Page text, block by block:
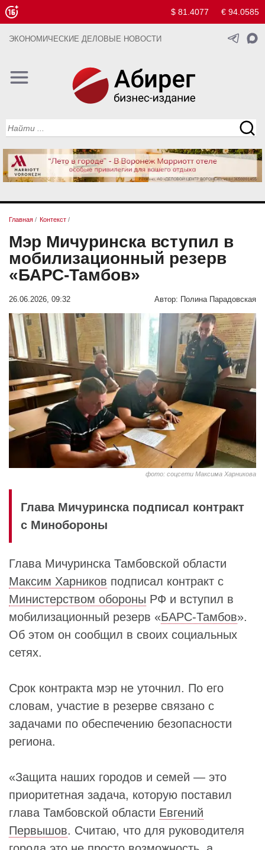
$ 81.4077 € 94.0585
ЭКОНОМИЧЕСКИЕ ДЕЛОВЫЕ НОВОСТИ
Главная / Контекст /
Мэр Мичуринска вступил в
мобилизационный резерв
«БАРС-Тамбов»
26.06.2026, 09:32 Автор: Полина Парадовская
фото: соцсети Максима Харникова
Глава Мичуринска подписал контракт
с Минобороны
Глава Мичуринска Тамбовской области
Максим Харников подписал контракт с
Министерством обороны РФ и вступил в
мобилизационный резерв «БАРС-Тамбов».
Об этом он сообщил в своих социальных
сетях.
Срок контракта мэр не уточнил. По его
словам, участие в резерве связано с
задачами по обеспечению безопасности
региона.
«Защита наших городов и семей — это
приоритетная задача, которую поставил
глава Тамбовской области Евгений
Первышов. Считаю, что для руководителя